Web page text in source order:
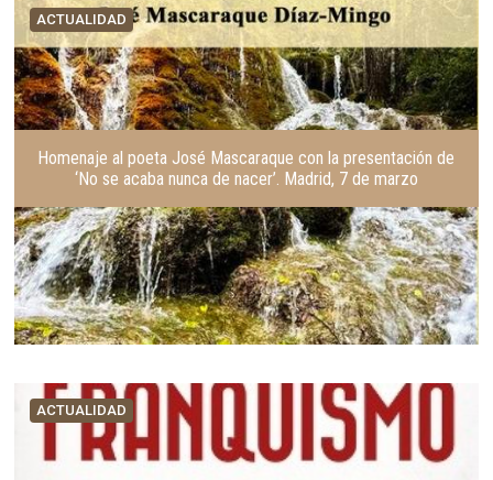
ACTUALIDAD
Homenaje al poeta José Mascaraque con la presentación de
‘No se acaba nunca de nacer’. Madrid, 7 de marzo
ACTUALIDAD